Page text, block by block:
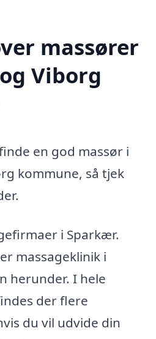
massører
Viborg
en god massør i
kommune, så tjek
i Sparkær.
massageklinik i
herunder. I hele
der flere
du vil udvide din